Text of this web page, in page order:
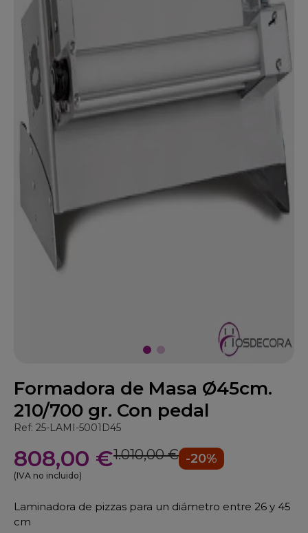
Formadora de Masa Ø45cm.
210/700 gr. Con pedal
Ref: 25-LAMI-5001D45
808,00 €1.010,00 € -20%
(IVA no incluido)
Laminadora de pizzas para un diámetro entre 26 y 45
cm